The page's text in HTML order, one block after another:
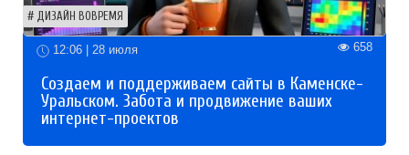
ДИЗАЙН ВОВРЕМЯ
12:06 | 28 июля 658
Создаем и поддерживаем сайты в Каменске-
Уральском. Забота и продвижение ваших
интернет-проектов